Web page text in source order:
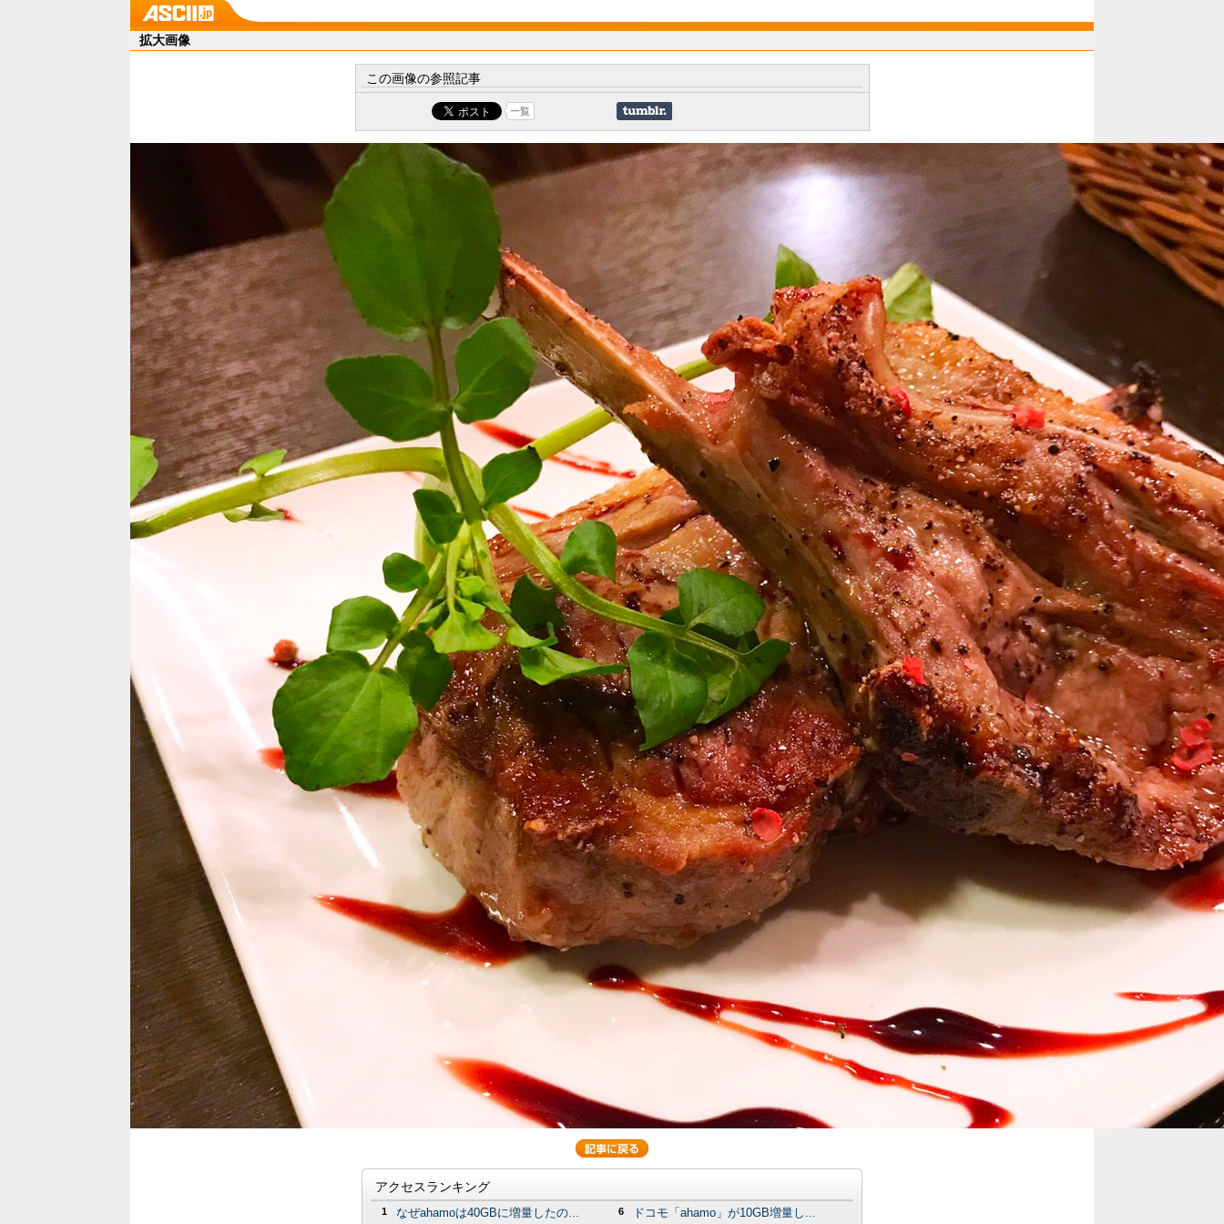
拡大画像
この画像の参照記事
一覧
アクセスランキング
1 なぜahamoは40GBに増量したの... 6 ドコモ「ahamo」が10GB増量し...